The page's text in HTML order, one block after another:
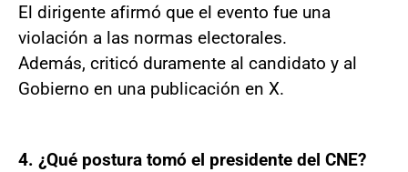
El dirigente afirmó que el evento fue una
violación a las normas electorales.
Además, criticó duramente al candidato y al
Gobierno en una publicación en X.
4. ¿Qué postura tomó el presidente del CNE?